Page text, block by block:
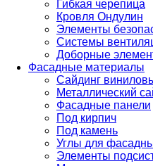
Гибкая черепица
Кровля Ондулин
Элементы
Системы
Доборные
Фасадные материалы
Сайдинг
Металлический
Фасадные панели
Под кирпич
Под камень
Углы для
Элементы